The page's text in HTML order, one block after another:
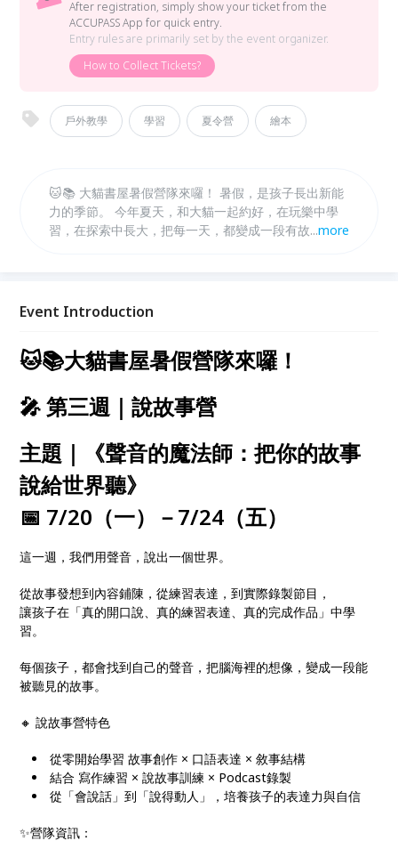
After registration, simply show your ticket from the
ACCUPASS App for quick entry.
Entry rules are primarily set by the event organizer.
How to Collect Tickets?
戶外教學 學習 夏令營 繪本
🐱📚 大貓書屋暑假營隊來囉！ 暑假，是孩子長出新能
力的季節。 今年夏天，和大貓一起約好，在玩樂中學
習，在探索中長大，把每一天，都變成一段有故事的冒
隊自由選擇，可依孩子興趣報名！ 可單週參加，彈性
...more
Event Introduction
🐱📚大貓書屋暑假營隊來囉！
🎤 第三週｜說故事營
主題｜《聲音的魔法師：把你的故事
說給世界聽》
📅 7/20（一）－7/24（五）
這一週，我們用聲音，說出一個世界。
從故事發想到內容鋪陳，從練習表達，到實際錄製節目，
讓孩子在「真的開口說、真的練習表達、真的完成作品」中學
習。
每個孩子，都會找到自己的聲音，把腦海裡的想像，變成一段能
被聽見的故事。
🔸 說故事營特色
從零開始學習 故事創作 × 口語表達 × 敘事結構
結合 寫作練習 × 說故事訓練 × Podcast錄製
從「會說話」到「說得動人」，培養孩子的表達力與自信
✨營隊資訊：